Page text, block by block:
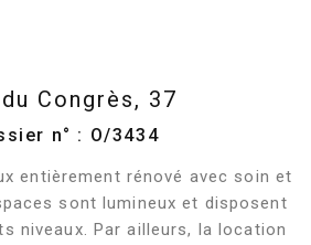
Congrès, 37
n° : O/3434
entièrement rénové avec soin et
sont lumineux et disposent
niveaux. Par ailleurs, la location